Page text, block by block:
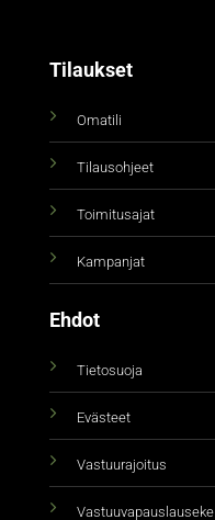
Tilaukset
Omatili
Tilausohjeet
Toimitusajat
Kampanjat
Ehdot
Tietosuoja
Evästeet
Vastuurajoitus
Vastuuvapauslauseke